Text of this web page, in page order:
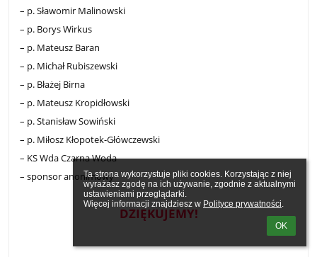
Ta strona wykorzystuje pliki cookies. Korzystając z niej
wyrażasz zgodę na ich używanie, zgodnie z aktualnymi
ustawieniami przeglądarki.
Więcej informacji znajdziesz w Polityce prywatności.
OK
– p. Sławomir Malinowski
– p. Borys Wirkus
– p. Mateusz Baran
– p. Michał Rubiszewski
– p. Błażej Birna
– p. Mateusz Kropidłowski
– p. Stanisław Sowiński
– p. Miłosz Kłopotek-Główczewski
– KS Wda Czarna Woda
– sponsor anonimowy
DZIĘKUJEMY!